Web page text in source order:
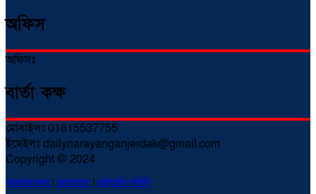
অফিস
অফিসঃ
বার্তা কক্ষ
মোবাইলঃ 01615537755
ইমেইলঃ dailynarayanganjerdak@gmail.com
Copyright © 2024
আমাদের কথা! যোগাযোগ ! প্রাইভেসি পলিসি